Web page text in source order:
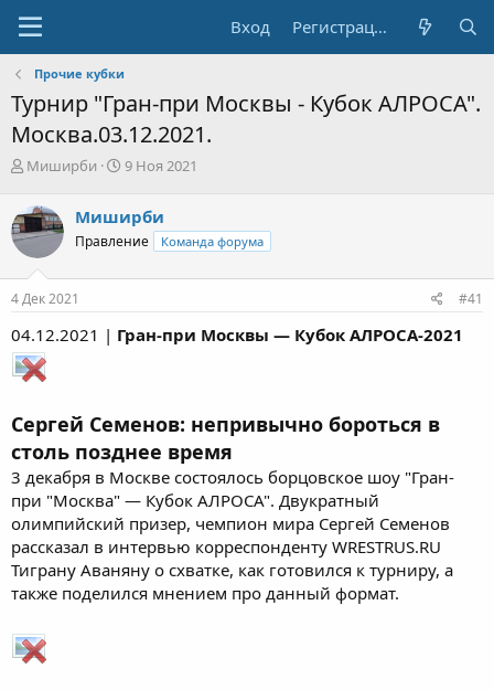
Вход Регистрация
Прочие кубки
Турнир "Гран-при Москвы - Кубок АЛРОСА".
Москва.03.12.2021.
А
т
о
р
т
е
м
Миширби
Д
а
н
ч
а
9 Ноя 2021
Миширби
Правление Команда форума
4 Дек 2021 #41
04.12.2021 | Гран-при Москвы — Кубок АЛРОСА-2021
Сергей Семенов: непривычно бороться в
столь позднее время
3 декабря в Москве состоялось борцовское шоу "Гран-
при "Москва" — Кубок АЛРОСА". Двукратный
олимпийский призер, чемпион мира Сергей Семенов
рассказал в интервью корреспонденту WRESTRUS.RU
Тиграну Аваняну о схватке, как готовился к турниру, а
также поделился мнением про данный формат.